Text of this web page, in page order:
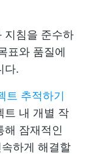
지침을 준수하
표와 품질에
다.
트 추적하기
트 내 개별 작
해 잠재적인
하게 해결할